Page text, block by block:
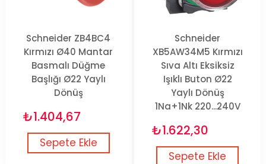
Schneider ZB4BC4
Kırmızı Ø40 Mantar
Basmalı Düğme
Başlığı Ø22 Yaylı
Dönüş
₺1.404,67
Sepete Ekle
Schneider
XB5AW34M5 Kırmızı
Sıva Altı Eksiksiz
Işıklı Buton Ø22
Yaylı Dönüş
1Na+1Nk 220...240V
₺1.622,30
Sepete Ekle